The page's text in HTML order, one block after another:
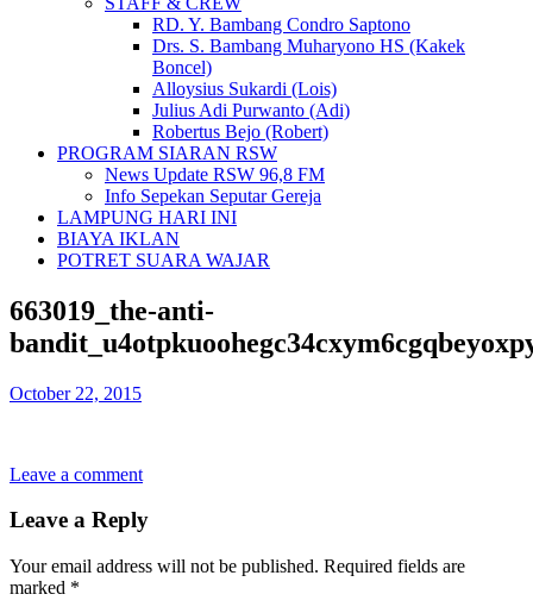
RD. Y. Bambang Condro Saptono
Drs. S. Bambang Muharyono HS (Kakek
Boncel)
Alloysius Sukardi (Lois)
Julius Adi Purwanto (Adi)
Robertus Bejo (Robert)
PROGRAM SIARAN RSW
News Update RSW 96,8 FM
Info Sepekan Seputar Gereja
LAMPUNG HARI INI
BIAYA IKLAN
POTRET SUARA WAJAR
663019_the-anti-
October 22, 2015
Leave a comment
Leave a Reply
Your email address will not be published. Required fields are
marked *